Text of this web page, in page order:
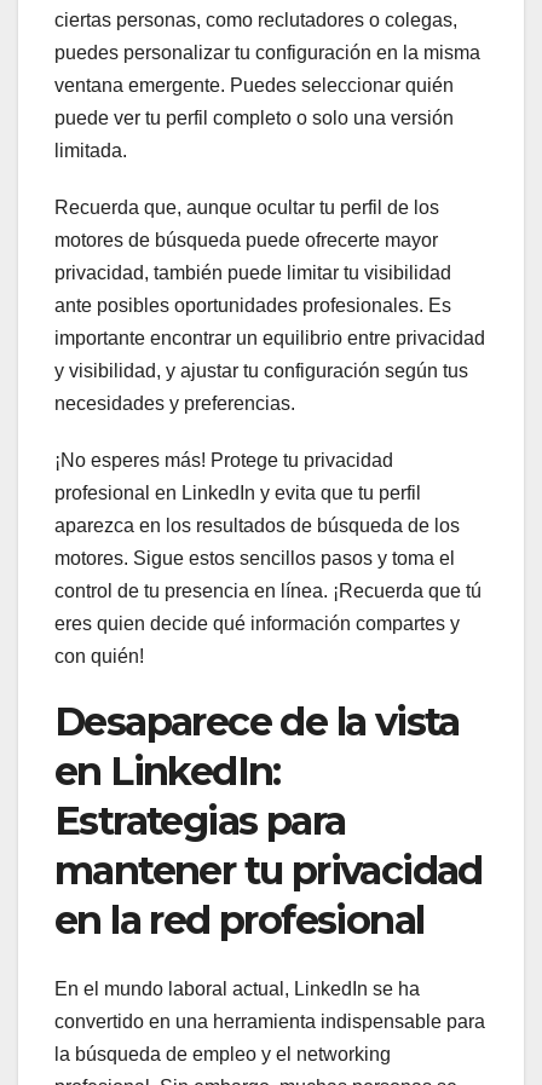
ciertas personas, como reclutadores o colegas,
puedes personalizar tu configuración en la misma
ventana emergente. Puedes seleccionar quién
puede ver tu perfil completo o solo una versión
limitada.
Recuerda que, aunque ocultar tu perfil de los
motores de búsqueda puede ofrecerte mayor
privacidad, también puede limitar tu visibilidad
ante posibles oportunidades profesionales. Es
importante encontrar un equilibrio entre privacidad
y visibilidad, y ajustar tu configuración según tus
necesidades y preferencias.
¡No esperes más! Protege tu privacidad
profesional en LinkedIn y evita que tu perfil
aparezca en los resultados de búsqueda de los
motores. Sigue estos sencillos pasos y toma el
control de tu presencia en línea. ¡Recuerda que tú
eres quien decide qué información compartes y
con quién!
Desaparece de la vista
en LinkedIn:
Estrategias para
mantener tu privacidad
en la red profesional
En el mundo laboral actual, LinkedIn se ha
convertido en una herramienta indispensable para
la búsqueda de empleo y el networking